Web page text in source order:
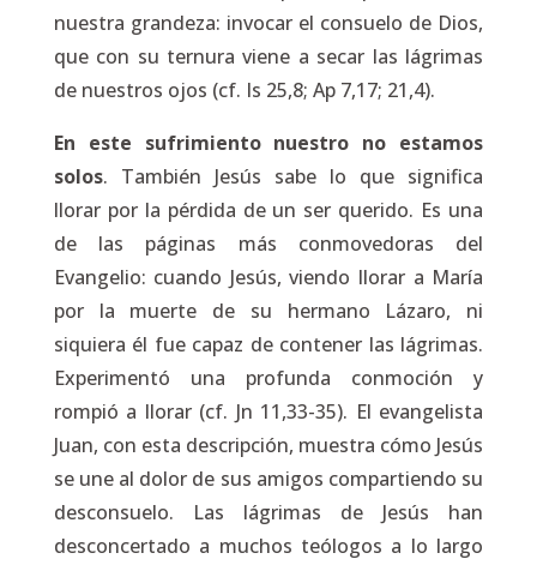
nuestra grandeza: invocar el consuelo de Dios,
que con su ternura viene a secar las lágrimas
de nuestros ojos (cf. Is 25,8; Ap 7,17; 21,4).
En este sufrimiento nuestro no estamos
solos. También Jesús sabe lo que significa
llorar por la pérdida de un ser querido. Es una
de las páginas más conmovedoras del
Evangelio: cuando Jesús, viendo llorar a María
por la muerte de su hermano Lázaro, ni
siquiera él fue capaz de contener las lágrimas.
Experimentó una profunda conmoción y
rompió a llorar (cf. Jn 11,33-35). El evangelista
Juan, con esta descripción, muestra cómo Jesús
se une al dolor de sus amigos compartiendo su
desconsuelo. Las lágrimas de Jesús han
desconcertado a muchos teólogos a lo largo